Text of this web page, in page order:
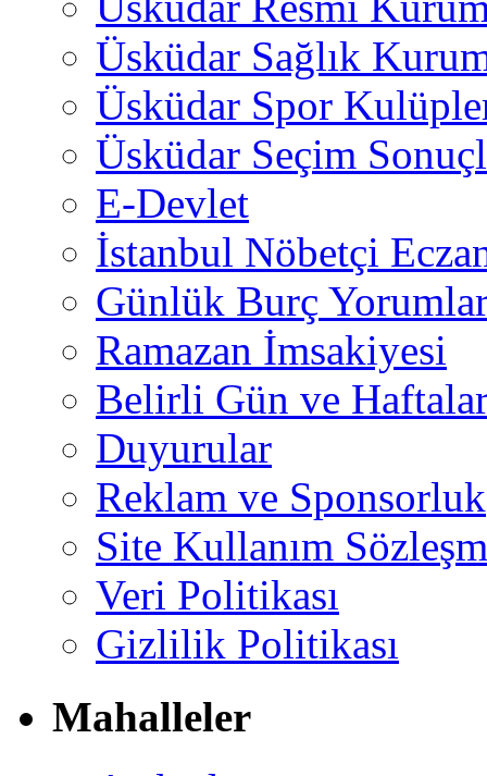
Üsküdar Sağlık
Üsküdar Spor
Üsküdar Seçim
E-Devlet
İstanbul Nöbetçi
Günlük Burç
Ramazan İmsakiyesi
Belirli Gün ve
Duyurular
Reklam ve Sponsorluk
Site Kullanım
Veri Politikası
Gizlilik Politikası
Mahalleler